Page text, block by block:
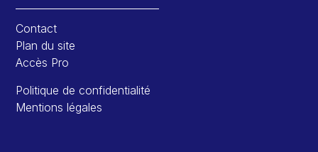
Contact
Plan du site
Accès Pro
Politique de confidentialité
Mentions légales